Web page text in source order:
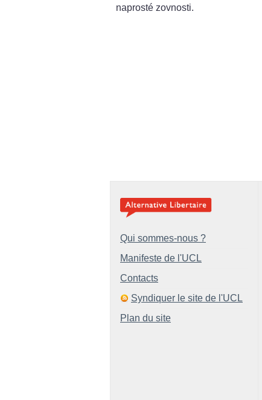
naprosté zovnosti.
Qui sommes-nous ?
Manifeste de l'UCL
Contacts
Syndiquer le site de l'UCL
Plan du site